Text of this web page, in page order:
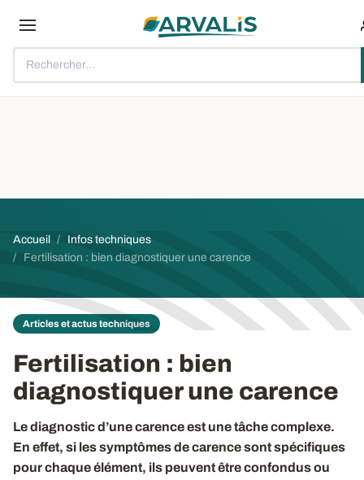
Rechercher...
Fil d'Ariane
Accueil
Infos techniques
Fertilisation : bien diagnostiquer une carence
Articles et actus techniques
Fertilisation : bien
diagnostiquer une carence
Le diagnostic d’une carence est une tâche complexe.
En effet, si les symptômes de carence sont spécifiques
pour chaque élément, ils peuvent être confondus ou